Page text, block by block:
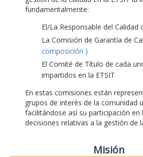
fundamentalmente:
El/La Responsable del Calidad
La Comisión de Garantía de
composición )
El Comité de Título de cada
impartidos en la ETSIT
En estas comisiones están
grupos de interés de la comunidad
facilitándose así su participación en
decisiones relativas a la gestión de
Misión